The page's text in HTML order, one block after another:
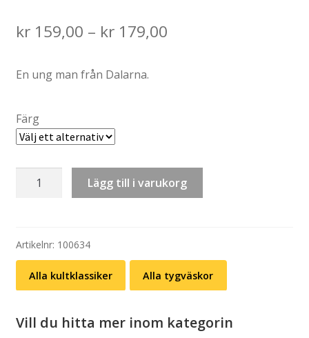
kr159,00 – kr179,00Price
En ung man från Dalarna.
Färg
Tygväska:
Killinggänget
ner
pungen
och
landa
eller
Lägg till i varukorg
Artikelnr: 100634
Alla kultklassiker Alla tygväskor
Vill du hitta mer inom kategorin